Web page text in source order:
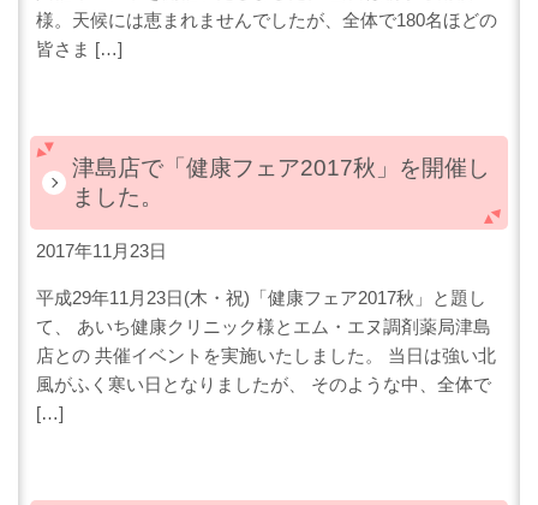
様。天候には恵まれませんでしたが、全体で180名ほどの
皆さま […]
津島店で「健康フェア2017秋」を開催し
ました。
2017年11月23日
平成29年11月23日(木・祝)「健康フェア2017秋」と題し
て、 あいち健康クリニック様とエム・エヌ調剤薬局津島
店との 共催イベントを実施いたしました。 当日は強い北
風がふく寒い日となりましたが、 そのような中、全体で
[…]